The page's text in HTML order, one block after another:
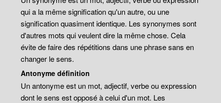
qui a la même signification qu'un autre, ou une
signification quasiment identique. Les synonymes sont
d'autres mots qui veulent dire la même chose. Cela
évite de faire des répétitions dans une phrase sans en
changer le sens.
Antonyme définition
Un antonyme est un mot, adjectif, verbe ou expression
dont le sens est opposé à celui d'un mot. Les